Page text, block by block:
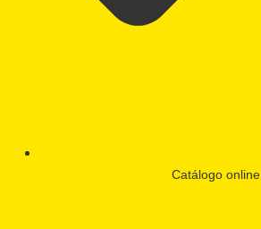
Catálogo online